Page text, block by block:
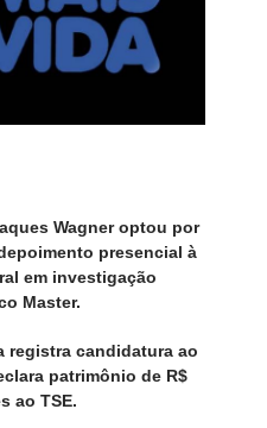
Wagner optou por
presencial à
em investigação
Master.
registra candidatura ao
patrimônio de R$
ao TSE.